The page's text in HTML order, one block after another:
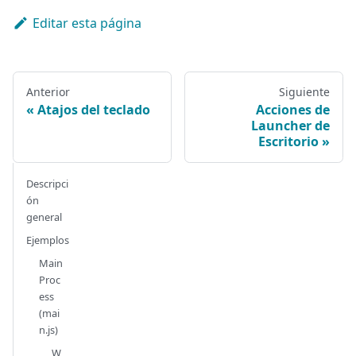
Editar esta página
Anterior
Atajos del teclado
Siguiente
Acciones de
Launcher de
Escritorio
Descripci
ón
general
Ejemplos
Main
Proc
ess
(mai
n.js)
W